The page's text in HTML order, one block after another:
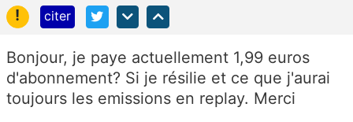
!
citer
Bonjour, je paye actuellement 1,99 euros
d'abonnement? Si je résilie et ce que j'aurai
toujours les emissions en replay. Merci